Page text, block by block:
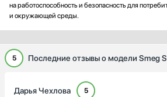
на работоспособность и безопасность для
и окружающей среды.
5 Последние отзывы о модели Smeg
Дарья Чехлова 5